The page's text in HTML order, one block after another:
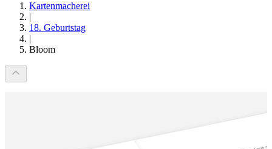
Kartenmacherei
|
18. Geburtstag
|
Bloom